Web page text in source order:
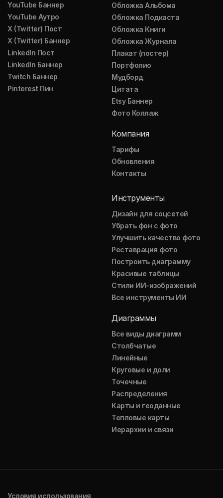
YouTube Баннер
YouTube Аутро
X (Twitter) Пост
X (Twitter) Баннер
LinkedIn Пост
LinkedIn Баннер
Twitch Баннер
Pinterest Пин
Обложка Альбома
Обложка Подкаста
Обложка Книги
Обложка Журнала
Плакат (постер)
Портфолио
Мудборд
Цитата
Etsy Баннер
Фото Коллаж
Компания
Тарифы
Обновления
Контакты
Инструменты
Дизайн для соцсетей
Убрать фон с фото
Улучшить качество фото
Реставрация фото
Построить диаграмму
Красивые таблицы
Стили ИИ-изображений
Все инструменты ИИ
Диаграммы
Все виды диаграмм
Столбчатые
Линейные
Круговые и доли
Точечные
Распределения
Карты и геоданные
Тепловые карты
Иерархии и связи
Условия использования